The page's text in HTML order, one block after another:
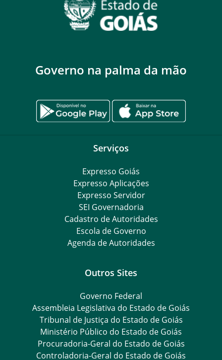
Governo na palma da mão
Serviços
Expresso Goiás
Expresso Aplicações
Expresso Servidor
SEI Governadoria
Cadastro de Autoridades
Escola de Governo
Agenda de Autoridades
Outros Sites
Governo Federal
Assembleia Legislativa do Estado de Goiás
Tribunal de Justiça do Estado de Goiás
Ministério Público do Estado de Goiás
Procuradoria-Geral do Estado de Goiás
Controladoria-Geral do Estado de Goiás